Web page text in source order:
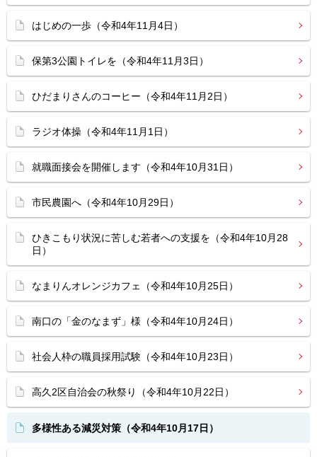
はじめの一歩（令和4年11月4日）
保第3公園トイレを（令和4年11月3日）
ひだまりさんのコーヒー（令和4年11月2日）
ラジオ体操（令和4年11月1日）
就職面接会を開催します（令和4年10月31日）
市民農園へ（令和4年10月29日）
ひきこもり状況に苦しむ若者への支援を（令和4年10月28
日）
なまりんオレンジカフェ（令和4年10月25日）
南口の「金のなまず」様（令和4年10月24日）
社会人枠の職員採用試験（令和4年10月23日）
高久2区自治会の秋祭り（令和4年10月22日）
多様性ある減災対策（令和4年10月17日）